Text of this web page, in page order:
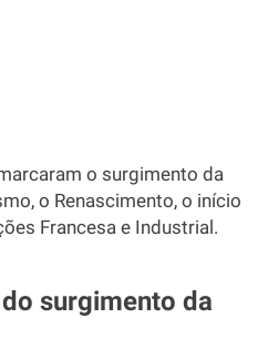
o surgimento da
o Renascimento, o início
Francesa e Industrial.
surgimento da